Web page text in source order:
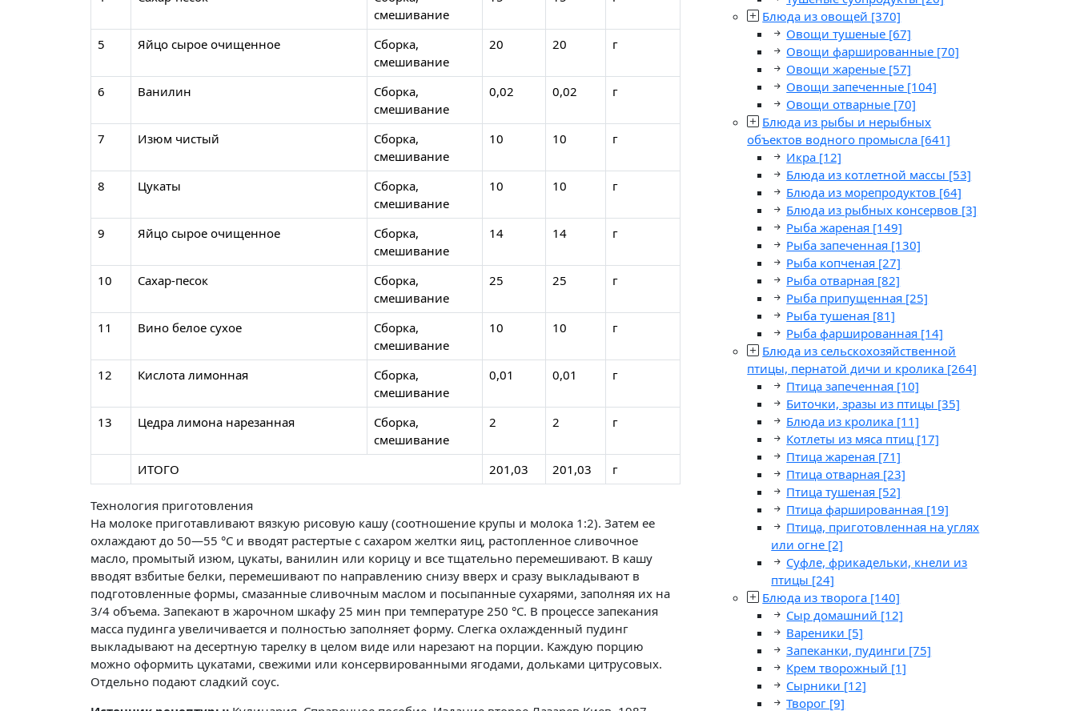
Блюда из овощей [370]
Овощи тушеные [67]
Овощи фаршированные [70]
Овощи жареные [57]
Овощи запеченные [104]
Овощи отварные [70]
Блюда из рыбы и нерыбных
объектов водного промысла [641]
Икра [12]
Блюда из котлетной массы [53]
Блюда из морепродуктов [64]
Блюда из рыбных консервов [3]
Рыба жареная [149]
Рыба запеченная [130]
Рыба копченая [27]
Рыба отварная [82]
Рыба припущенная [25]
Рыба тушеная [81]
Рыба фаршированная [14]
Блюда из сельскохозяйственной
птицы, пернатой дичи и кролика [264]
Птица запеченная [10]
Биточки, зразы из птицы [35]
Блюда из кролика [11]
Котлеты из мяса птиц [17]
Птица жареная [71]
Птица отварная [23]
Птица тушеная [52]
Птица фаршированная [19]
Птица, приготовленная на углях
или огне [2]
Суфле, фрикадельки, кнели из
птицы [24]
Блюда из творога [140]
Сыр домашний [12]
Вареники [5]
Запеканки, пудинги [75]
Крем творожный [1]
Сырники [12]
Творог [9]
смешивание
5 Яйцо сырое очищенное
Сборка,
смешивание
20 20 г
6 Ванилин
Сборка,
смешивание
0,02 0,02 г
7 Изюм чистый
Сборка,
смешивание
10 10 г
8 Цукаты
Сборка,
смешивание
10 10 г
9 Яйцо сырое очищенное
Сборка,
смешивание
14 14 г
10 Сахар-песок
Сборка,
смешивание
25 25 г
11 Вино белое сухое
Сборка,
смешивание
10 10 г
12 Кислота лимонная
Сборка,
смешивание
0,01 0,01 г
13 Цедра лимона нарезанная
Сборка,
смешивание
2 2 г
ИТОГО 201,03 201,03 г
Технология приготовления
На молоке приготавливают вязкую рисовую кашу (соотношение крупы и молока 1:2). Затем ее
охлаждают до 50—55 °C и вводят растертые с сахаром желтки яиц, растопленное сливочное
масло, промытый изюм, цукаты, ванилин или корицу и все тщательно перемешивают. В кашу
вводят взбитые белки, перемешивают по направлению снизу вверх и сразу выкладывают в
подготовленные формы, смазанные сливочным маслом и посыпанные сухарями, заполняя их на
3/4 объема. Запекают в жарочном шкафу 25 мин при температуре 250 °C. В процессе запекания
масса пудинга увеличивается и полностью заполняет форму. Слегка охлажденный пудинг
выкладывают на десертную тарелку в целом виде или нарезают на порции. Каждую порцию
можно оформить цукатами, свежими или консервированными ягодами, дольками цитрусовых.
Отдельно подают сладкий соус.